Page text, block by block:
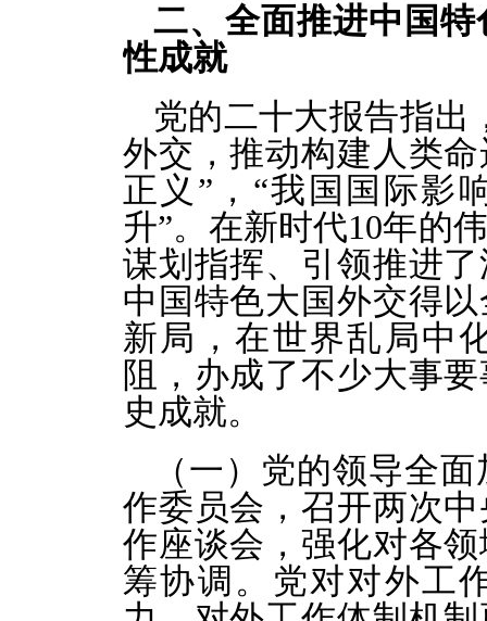
二、全面推进中国
性成就
党的二十大报告指出
外交，推动构建人类
正义”，“我国国际影
升”。在新时代10年的
谋划指挥、引领推进
中国特色大国外交得
新局，在世界乱局中
阻，办成了不少大事
史成就。
（一）党的领导全
作委员会，召开两次
作座谈会，强化对各
筹协调。党对对外工